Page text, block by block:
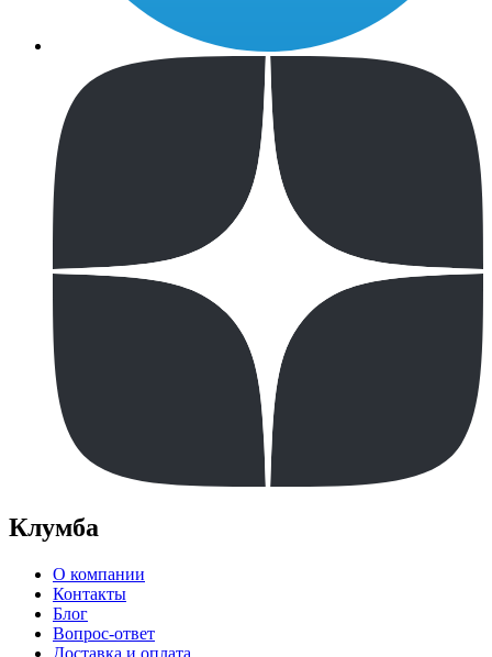
Клумба
О компании
Контакты
Блог
Вопрос-ответ
Доставка и оплата